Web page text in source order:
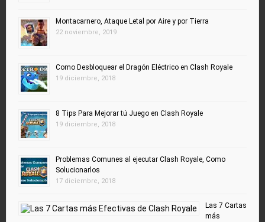
Montacarnero, Ataque Letal por Aire y por Tierra
22 noviembre, 2019
Como Desbloquear el Dragón Eléctrico en Clash Royale
19 diciembre, 2018
8 Tips Para Mejorar tú Juego en Clash Royale
19 diciembre, 2018
Problemas Comunes al ejecutar Clash Royale, Como
Solucionarlos
17 diciembre, 2018
Las 7 Cartas
más